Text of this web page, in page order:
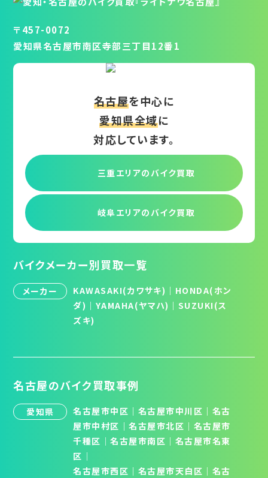
〒457-0072
愛知県名古屋市南区寺部三丁目12番1
名古屋を中心に
愛知県全域に
対応しています。
三重エリアのバイク買取
岐阜エリアのバイク買取
バイクメーカー別買取一覧
メーカー KAWASAKI(カワサキ) ｜ HONDA(ホン
ダ) ｜ YAMAHA(ヤマハ) ｜ SUZUKI(ス
ズキ)
名古屋のバイク買取事例
愛知県 名古屋市中区 ｜ 名古屋市中川区 ｜ 名古
屋市中村区 ｜名古屋市北区 │ 名古屋市
千種区 │名古屋市南区 │ 名古屋市名東
区 │
名古屋市西区 ｜ 名古屋市天白区 │ 名古